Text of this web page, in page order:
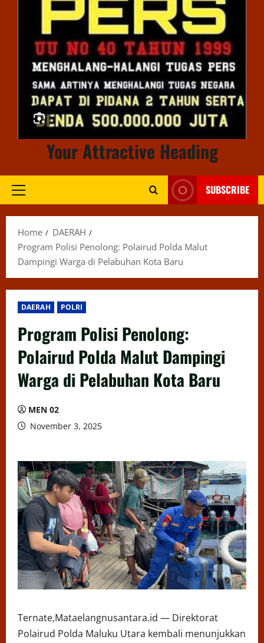
Your Attractive Heading
Primary
SUBSCRIBE
Home
DAERAH
Program Polisi Penolong: Polairud Polda Malut
Dampingi Warga di Pelabuhan Kota Baru
DAERAH POLRI
Program Polisi Penolong:
Polairud Polda Malut Dampingi
Warga di Pelabuhan Kota Baru
MEN 02
November 3, 2025
Ternate,Mataelangnusantara.id — Direktorat
Polairud Polda Maluku Utara kembali menunjukkan